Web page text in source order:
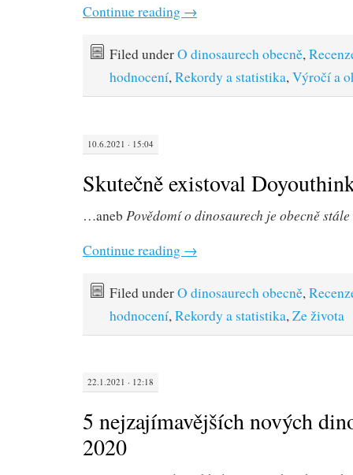
Continue reading →
Filed underO dinosaurech obecně,
hodnocení,Rekordy a statistika,Výročí a
10.6.2021 · 15:04
Skutečně existoval
…aneb Povědomí o dinosaurech je obecně
Continue reading →
Filed underO dinosaurech obecně,
hodnocení, Rekordy a statistika, Ze života
22.1.2021 · 12:18
5 nejzajímavějších nových
2020